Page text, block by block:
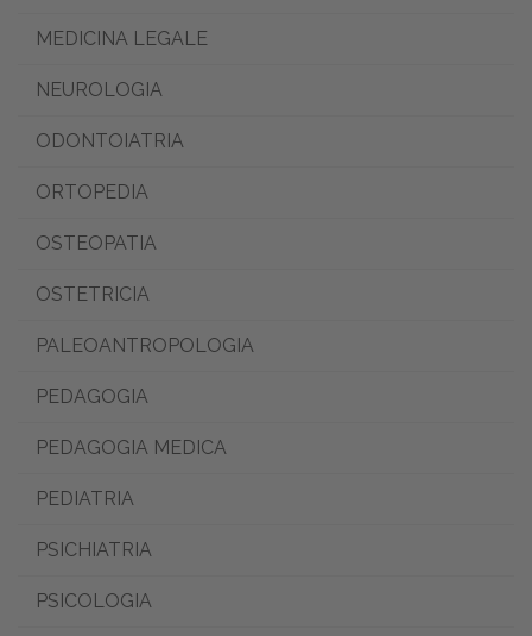
MEDICINA LEGALE
NEUROLOGIA
ODONTOIATRIA
ORTOPEDIA
OSTEOPATIA
OSTETRICIA
PALEOANTROPOLOGIA
PEDAGOGIA
PEDAGOGIA MEDICA
PEDIATRIA
PSICHIATRIA
PSICOLOGIA